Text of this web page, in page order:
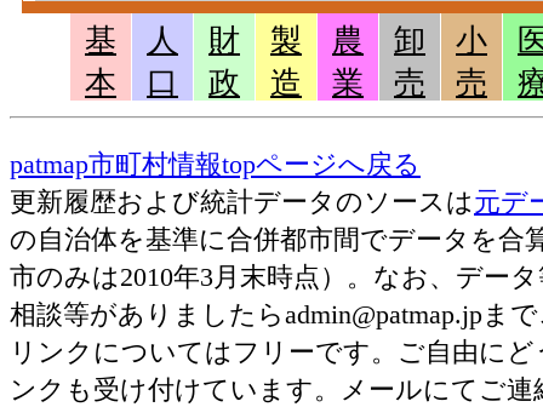
基
本
人
口
財
政
製
造
農
業
卸
売
小
売
patmap市町村情報topページへ戻る
更新履歴および統計データのソースは元デ
の自治体を基準に合併都市間でデータを合
市のみは2010年3月末時点）。なお、デー
相談等がありましたらadmin@patmap.jpま
リンクについてはフリーです。ご自由に
ンクも受け付けています。メールにてご